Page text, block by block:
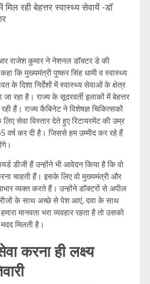
मिल रही बेहत्तर स्वास्थ्य सेवायें -डॉ
राजेश कुमार ने नेशनल डॉक्टर डे की
कि मुख्यमंत्री पुष्कर सिंह धामी व स्वास्थ्य
के दिशा निर्देशों में स्वास्थ्य सेवाओं के क्षेत्र
रहा है। राज्य के सूदरवर्ती इलाकों में बेहत्तर
हैं। राज्य कैबिनेट ने विशेषज्ञ चिकित्सकों
सेवा विस्तार देते हुए रिटायरमेंट की उम्र
वर्ष कर दी है। जिससे हम उम्मीद कर रहे हैं
डीजी हैं उन्होंने भी आवेदन किया है कि वो
चाहती हैं। इसके लिए वो मुख्यमंत्री और
व्यक्त करते हैं। उन्होंने डॉक्टरों से अपील
के साथ अच्छे से पेश आएं, दवा के साथ
मानवता भरा व्यवहार रहता है तो उसको
मिलती है।
करना ही लक्ष्य